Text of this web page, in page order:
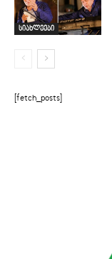
სიახლეები
[fetch_posts]